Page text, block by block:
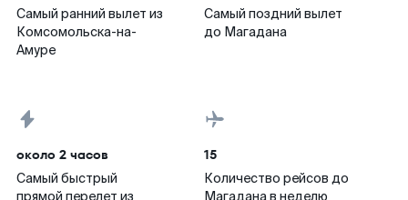
Самый ранний вылет из
Комсомольска-на-
Амуре
Самый поздний вылет
до Магадана
около 2 часов
Самый быстрый
прямой перелет из
15
Количество рейсов до
Магадана в неделю